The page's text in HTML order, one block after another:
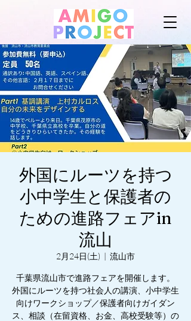
外国にルーツを持つ
小中学生と保護者の
ための進路フェアin
流山
2月24日(土)
  |
流山市
千葉県流山市で進路フェアを開催します。
外国にルーツを持つ社会人の講演、小中学生
向けワークショップ／保護者向けガイダン
ス、相談（在留資格、お金、高校受験等）の